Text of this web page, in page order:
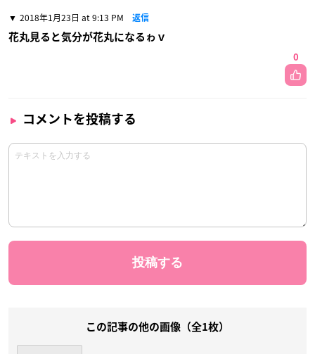
2018年1月23日 at 9:13 PM 返信
花丸見ると気分が花丸になるゎｖ
0
コメントを投稿する
この記事の他の画像（全1枚）